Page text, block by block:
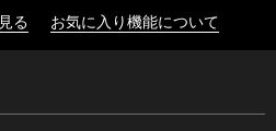
る お気に入り機能について